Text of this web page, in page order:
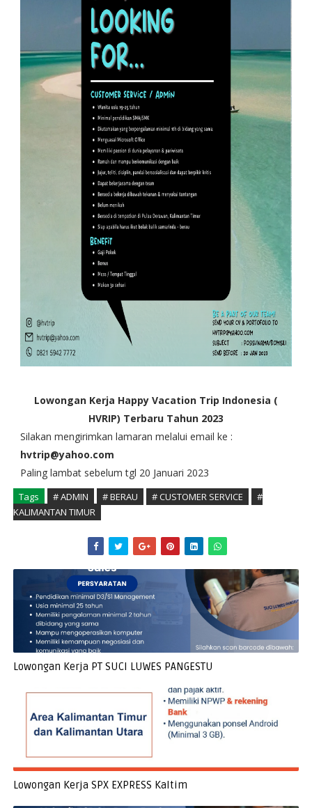
Lowongan Kerja Happy Vacation Trip Indonesia (
HVRIP) Terbaru Tahun 2023
Silakan mengirimkan lamaran melalui email ke :
hvtrip@yahoo.com
Paling lambat sebelum tgl 20 Januari 2023
Tags # ADMIN # BERAU # CUSTOMER SERVICE
#
KALIMANTAN TIMUR
Lowongan Kerja PT SUCI LUWES PANGESTU
Lowongan Kerja SPX EXPRESS Kaltim